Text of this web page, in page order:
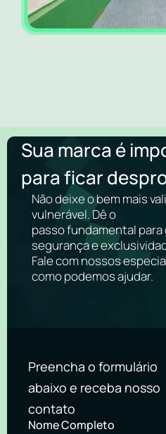
Sua marca é
para ficar
Não deixe o bem mais
vulnerável. Dê o
passo fundamental
segurança e
Fale com nossos
como podemos ajudar.
Preencha o formulário
abaixo e receba nosso
contato
Nome Completo